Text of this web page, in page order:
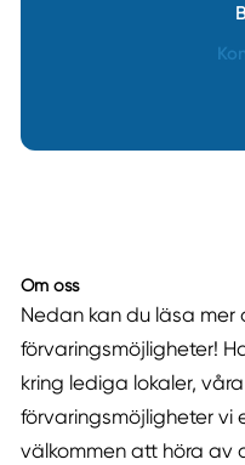
Om oss
Nedan kan du läsa
förvaringsmöjligheter!
kring lediga lokaler,
förvaringsmöjligheter vi
välkommen att höra av